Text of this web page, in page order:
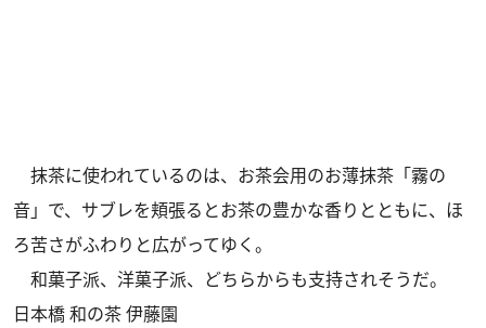
抹茶に使われているのは、お茶会用のお薄抹茶「霧の
音」で、サブレを頬張るとお茶の豊かな香りとともに、ほ
ろ苦さがふわりと広がってゆく。
和菓子派、洋菓子派、どちらからも支持されそうだ。
日本橋 和の茶 伊藤園